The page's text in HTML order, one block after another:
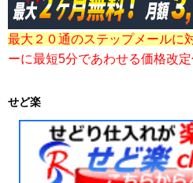
最大２０通のステップメールに
ーに最短5分であわせる価格改定
せど楽